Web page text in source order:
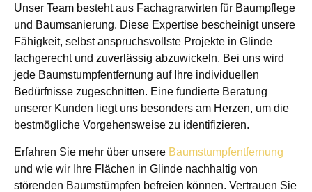
Unser Team besteht aus Fachagrarwirten für Baumpflege
und Baumsanierung. Diese Expertise bescheinigt unsere
Fähigkeit, selbst anspruchsvollste Projekte in Glinde
fachgerecht und zuverlässig abzuwickeln. Bei uns wird
jede Baumstumpfentfernung auf Ihre individuellen
Bedürfnisse zugeschnitten. Eine fundierte Beratung
unserer Kunden liegt uns besonders am Herzen, um die
bestmögliche Vorgehensweise zu identifizieren.
Erfahren Sie mehr über unsere Baumstumpfentfernung
und wie wir Ihre Flächen in Glinde nachhaltig von
störenden Baumstümpfen befreien können. Vertrauen Sie